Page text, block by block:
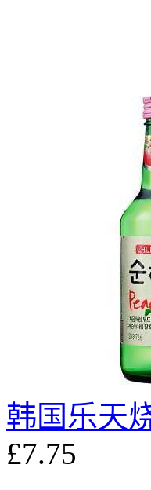
韩国乐天
£7.75